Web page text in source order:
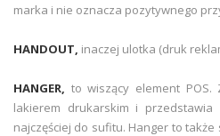
marka i nie oznacza pozytywnego
HANDOUT, inaczej ulotka (druk
HANGER, to wiszący element
lakierem drukarskim i
najczęściej do sufitu. Hanger to